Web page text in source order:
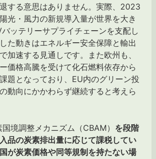
する意思はありません。実際、2023
光・風力の新規導入量が世界を大き
バッテリーサプライチェーンを支配し
た動きはエネルギー安全保障と輸出
加速する見通しです。また欧州も、
価格高騰を受けて化石燃料依存から
題となっており、EU内のグリーン投
動向にかかわらず継続すると考えら
境調整メカニズム（CBAM） を段階
品の炭素排出量に応じて課税してい
が炭素価格や同等規制を持たない場